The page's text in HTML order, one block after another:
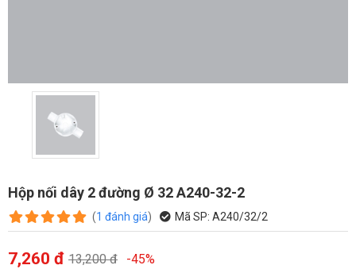
Hộp nối dây 2 đường Ø 32 A240-32-2
(1 đánh giá) Mã SP: A240/32/2
7,260 đ 13,200 đ -45%